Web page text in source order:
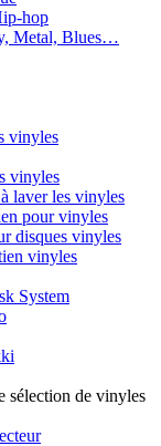
hop
Metal, Blues…
vinyles
vinyles
laver les vinyles
pour vinyles
disques vinyles
vinyles
System
sélection de vinyles